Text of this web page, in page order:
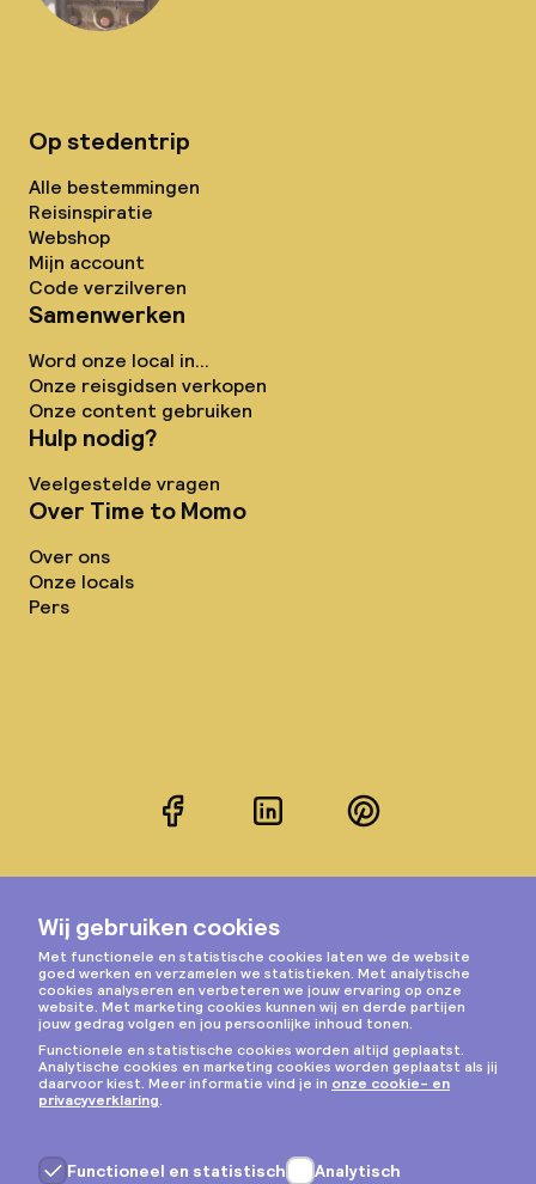
Op stedentrip
Alle bestemmingen
Reisinspiratie
Webshop
Mijn account
Code verzilveren
Samenwerken
Word onze local in...
Onze reisgidsen verkopen
Onze content gebruiken
Hulp nodig?
Veelgestelde vragen
Over Time to Momo
Over ons
Onze locals
Pers
FacebookLinkedInPinterest
Instagram
Privacy & cookies
Algemene voorwaarden